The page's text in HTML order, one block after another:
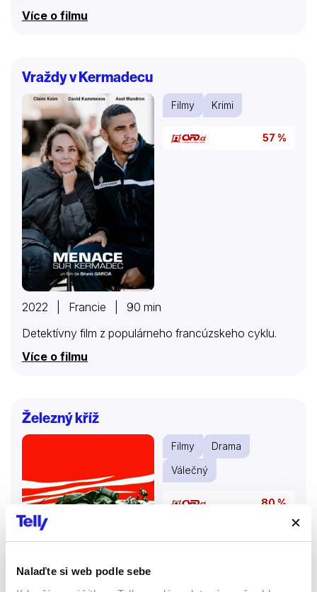
Nalaďte si web podle sebe
Dorůstající děti od snah rodičů moc neočekávají a
je zazdění protikomunistického prohlášení pod
mozaikou instalovanou ve škole… Hlavní
protagonisty snímku si zahráli Boleslav Polívka, Eva
Holubová, Jaroslav Dušek a Vilma Cibulková, která
za ztvárnění vedlejší ženské role získala Českého lva.
Více o filmu
Vraždy v Kermadecu
Filmy Krimi
57 %
2022 | Francie | 90 min
Detektívny film z populárneho francúzskeho cyklu.
Více o filmu
Železný kříž
Filmy
Drama
Válečný
80 %